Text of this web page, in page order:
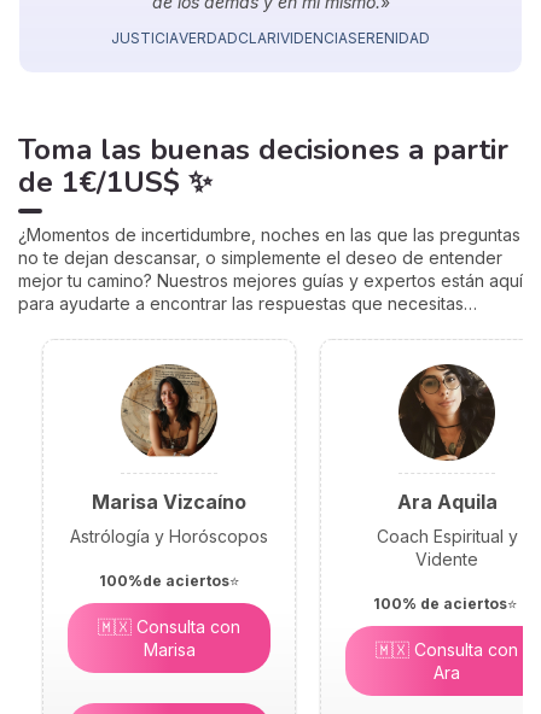
JUSTICIAVERDADCLARIVIDENCIASERENIDAD
Toma las buenas decisiones a partir
de 1€/1US$ ✨
¿Momentos de incertidumbre, noches en las que las preguntas
no te dejan descansar, o simplemente el deseo de entender
mejor tu camino? Nuestros mejores guías y expertos están aquí
para ayudarte a encontrar las respuestas que necesitas…
Marisa Vizcaíno
Astrólogía y Horóscopos
100%de aciertos⭐
🇲🇽 Consulta con
Marisa
Ara Aquila
Coach Espiritual y
Vidente
100% de aciertos⭐
🇲🇽 Consulta con
Ara